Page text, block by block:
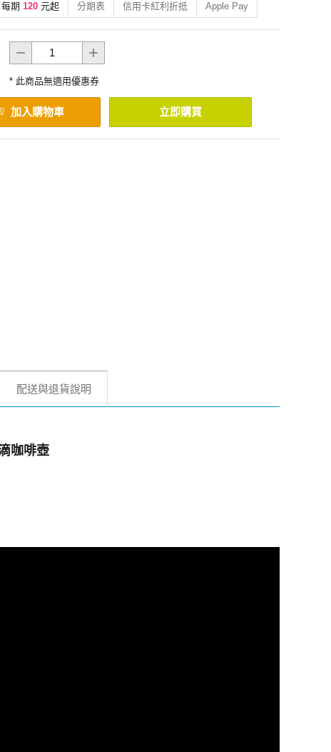
期 120 元起 分期表 信用卡紅利折抵 Apple Pay
* 此商品無適用優惠券
加入購物車 立即購買
配送與退貨說明
咖啡壺